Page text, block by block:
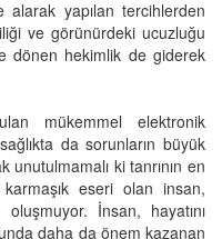
alarak yapılan tercihlerden
ve görünürdeki ucuzluğu
dönen hekimlik de giderek
mükemmel elektronik
da sorunların büyük
ki tanrının en
eseri olan insan,
İnsan, hayatını
daha da önem kazanan